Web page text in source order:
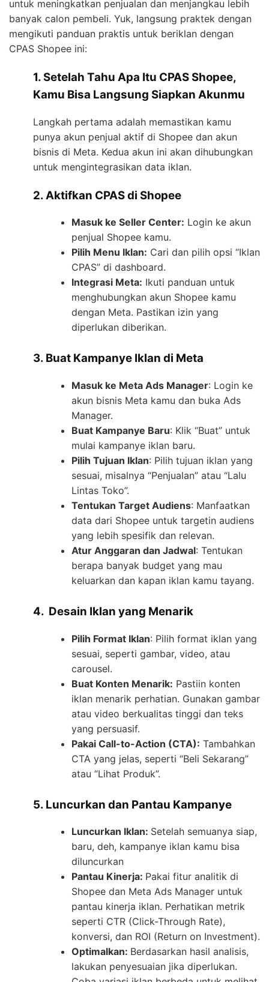
untuk meningkatkan penjualan dan menjangkau lebih
banyak calon pembeli. Yuk, langsung praktek dengan
mengikuti panduan praktis untuk beriklan dengan
CPAS Shopee ini:
1. Setelah Tahu Apa Itu CPAS Shopee,
Kamu Bisa Langsung Siapkan Akunmu
Langkah pertama adalah memastikan kamu
punya akun penjual aktif di Shopee dan akun
bisnis di Meta. Kedua akun ini akan dihubungkan
untuk mengintegrasikan data iklan.
2. Aktifkan CPAS di Shopee
Masuk ke Seller Center: Login ke akun
penjual Shopee kamu.
Pilih Menu Iklan: Cari dan pilih opsi “Iklan
CPAS” di dashboard.
Integrasi Meta: Ikuti panduan untuk
menghubungkan akun Shopee kamu
dengan Meta. Pastikan izin yang
diperlukan diberikan.
3. Buat Kampanye Iklan di Meta
Masuk ke Meta Ads Manager: Login ke
akun bisnis Meta kamu dan buka Ads
Manager.
Buat Kampanye Baru: Klik “Buat” untuk
mulai kampanye iklan baru.
Pilih Tujuan Iklan: Pilih tujuan iklan yang
sesuai, misalnya “Penjualan” atau “Lalu
Lintas Toko”.
Tentukan Target Audiens: Manfaatkan
data dari Shopee untuk targetin audiens
yang lebih spesifik dan relevan.
Atur Anggaran dan Jadwal: Tentukan
berapa banyak budget yang mau
keluarkan dan kapan iklan kamu tayang.
4. Desain Iklan yang Menarik
Pilih Format Iklan: Pilih format iklan yang
sesuai, seperti gambar, video, atau
carousel.
Buat Konten Menarik: Pastiin konten
iklan menarik perhatian. Gunakan gambar
atau video berkualitas tinggi dan teks
yang persuasif.
Pakai Call-to-Action (CTA): Tambahkan
CTA yang jelas, seperti “Beli Sekarang”
atau “Lihat Produk”.
5. Luncurkan dan Pantau Kampanye
Luncurkan Iklan: Setelah semuanya siap,
baru, deh, kampanye iklan kamu bisa
diluncurkan
Pantau Kinerja: Pakai fitur analitik di
Shopee dan Meta Ads Manager untuk
pantau kinerja iklan. Perhatikan metrik
seperti CTR (Click-Through Rate),
konversi, dan ROI (Return on Investment).
Optimalkan: Berdasarkan hasil analisis,
lakukan penyesuaian jika diperlukan.